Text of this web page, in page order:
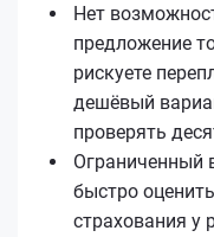
Нет
предложение
рискуете
дешёвый
проверять
Ограниченный
быстро
страхования у